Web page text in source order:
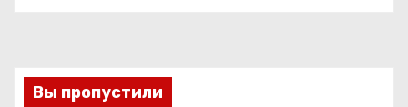
Вы пропустили